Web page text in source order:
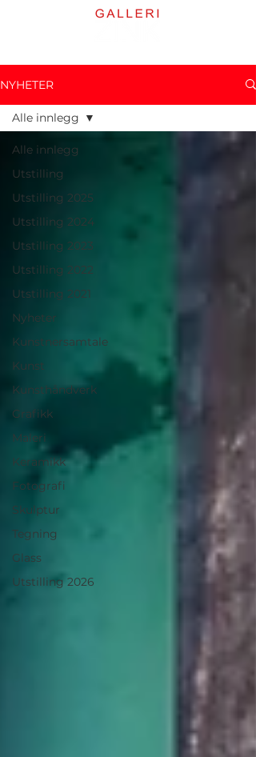
NYHETER
Alle innlegg
Utstilling
Utstilling 2025
Utstilling 2024
Utstilling 2023
Utstilling 2022
Utstilling 2021
Nyheter
Kunstnersamtale
Kunst
Kunsthåndverk
Grafikk
Maleri
Keramikk
Fotografi
Skulptur
Tegning
Glass
Utstilling 2026
Alle innlegg